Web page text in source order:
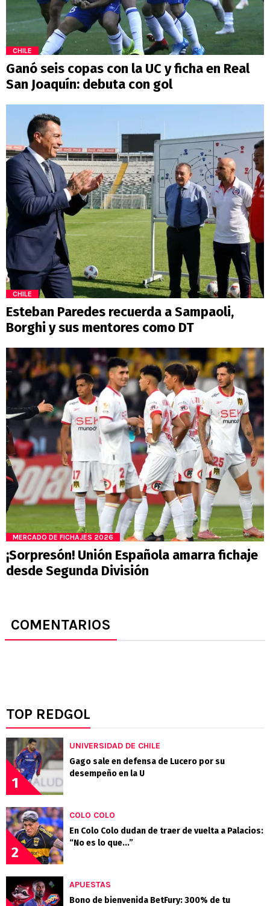
CHILE
Ganó seis copas con la UC y ficha en Real
San Joaquín: debuta con gol
CHILE
Esteban Paredes recuerda a Sampaoli,
Borghi y sus mentores como DT
MERCADO DE FICHAJES 2026
¡Sorpresón! Unión Española amarra fichaje
desde Segunda División
COMENTARIOS
TOP REDGOL
1
UNIVERSIDAD DE CHILE
Gago sale en defensa de Lucero por su
desempeño en la U
2
COLO COLO
En Colo Colo dudan de traer de vuelta a Palacios:
“No es lo que...”
APUESTAS
Bono de bienvenida BetFury: 300% de tu